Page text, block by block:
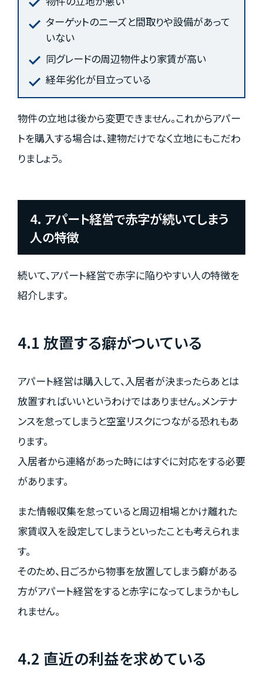
ターゲットのニーズと間取りや設備があって
いない
同グレードの周辺物件より家賃が高い
経年劣化が目立っている
物件の立地は後から変更できません。これからアパー
トを購入する場合は、建物だけでなく立地にもこだわ
りましょう。
4. アパート経営で赤字が続いてしまう
人の特徴
続いて、アパート経営で赤字に陥りやすい人の特徴を
紹介します。
4.1 放置する癖がついている
アパート経営は購入して、入居者が決まったらあとは
放置すればいいというわけではありません。メンテナ
ンスを怠ってしまうと空室リスクにつながる恐れもあ
ります。
入居者から連絡があった時にはすぐに対応をする必要
があります。
また情報収集を怠っていると周辺相場とかけ離れた
家賃収入を設定してしまうといったことも考えられま
す。
そのため、日ごろから物事を放置してしまう癖がある
方がアパート経営をすると赤字になってしまうかもし
れません。
4.2 直近の利益を求めている